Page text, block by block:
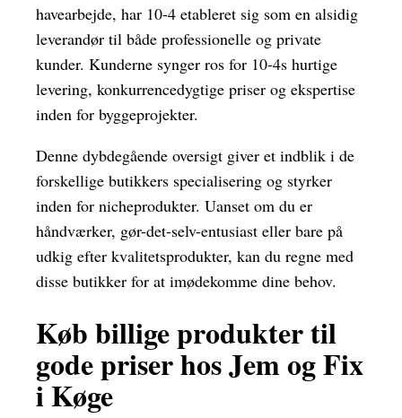
havearbejde, har 10-4 etableret sig som en alsidig
leverandør til både professionelle og private
kunder. Kunderne synger ros for 10-4s hurtige
levering, konkurrencedygtige priser og ekspertise
inden for byggeprojekter.
Denne dybdegående oversigt giver et indblik i de
forskellige butikkers specialisering og styrker
inden for nicheprodukter. Uanset om du er
håndværker, gør-det-selv-entusiast eller bare på
udkig efter kvalitetsprodukter, kan du regne med
disse butikker for at imødekomme dine behov.
Køb billige produkter til
gode priser hos Jem og Fix
i Køge